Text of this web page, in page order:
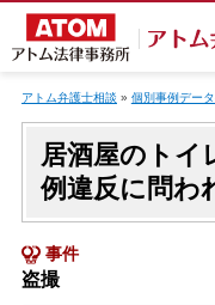
アトム弁護士相談 » 個別事例デー
居酒屋のトイ
例違反に問わ
事件
盗撮